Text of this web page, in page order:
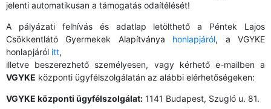
jelenti automatikusan a támogatás odaítélését!
A pályázati felhívás és adatlap letölthető a Péntek Lajos
Csökkentlátó Gyermekek Alapítványa honlapjáról, a VGYKE
honlapjáról itt,
illetve beszerezhető személyesen, vagy kérhető e-mailben a
VGYKE központi ügyfélszolgálatán az alábbi elérhetőségeken:
VGYKE központi ügyfélszolgálat: 1141 Budapest, Szugló u. 81.